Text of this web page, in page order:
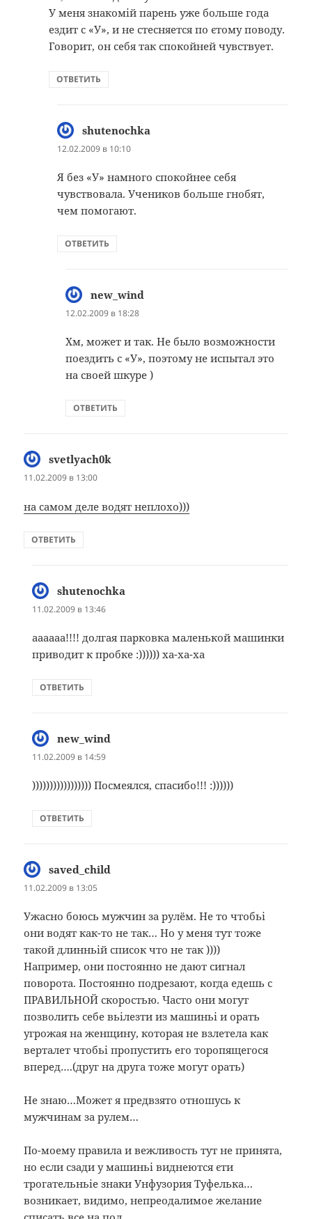
У меня знакомій парень уже больше года
ездит с «У», и не стесняется по єтому поводу.
Говорит, он себя так спокойней чувствует.
ОТВЕТИТЬ
shutenochka
12.02.2009 в 10:10
Я без «У» намного спокойнее себя
чувствовала. Учеников больше гнобят,
чем помогают.
ОТВЕТИТЬ
new_wind
12.02.2009 в 18:28
Хм, может и так. Не было возможности
поездить с «У», поэтому не испытал это
на своей шкуре )
ОТВЕТИТЬ
svetlyach0k
11.02.2009 в 13:00
на самом деле водят неплохо)))
ОТВЕТИТЬ
shutenochka
11.02.2009 в 13:46
аааааа!!!! долгая парковка маленькой машинки
приводит к пробке :)))))) ха-ха-ха
ОТВЕТИТЬ
new_wind
11.02.2009 в 14:59
))))))))))))))))) Посмеялся, спасибо!!! :))))))
ОТВЕТИТЬ
saved_child
11.02.2009 в 13:05
Ужасно боюсь мужчин за рулём. Не то чтобьі
они водят как-то не так… Но у меня тут тоже
такой длинньій список что не так ))))
Например, они постоянно не дают сигнал
поворота. Постоянно подрезают, когда едешь с
ПРАВИЛЬНОЙ скоростью. Часто они могут
позволить себе вьілезти из машиньі и орать
угрожая на женщину, которая не взлетела как
верталет чтобьі пропустить его торопящегося
вперед….(друг на друга тоже могут орать)
Не знаю…Может я предвзято отношусь к
мужчинам за рулем…
По-моему правила и вежливость тут не принята,
но если сзади у машиньі виднеются єти
трогательньіе знаки Унфузория Туфелька…
возникает, видимо, непреодалимое желание